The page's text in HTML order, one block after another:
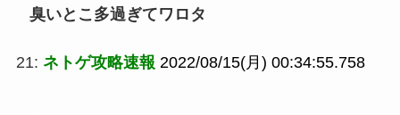
臭いとこ多過ぎてワロタ
21: ネトゲ攻略速報 2022/08/15(月) 00:34:55.758